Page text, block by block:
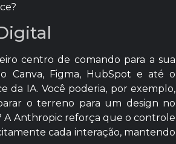
centro de comando para a sua
Canva, Figma, HubSpot e até o
da IA. Você poderia, por exemplo,
o terreno para um design no
A Anthropic reforça que o controle
cada interação, mantendo